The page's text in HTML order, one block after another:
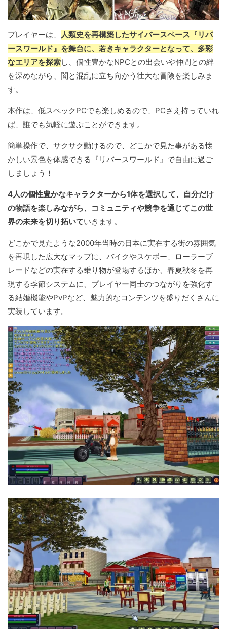
プレイヤーは、
人類史を再構築したサイバースペース『リバ
ースワールド』を舞台に、若きキャラクターとなって、多彩
なエリアを探索し、個性豊かなNPCとの出会いや仲間との絆
を深めながら、闇と混乱に立ち向かう壮大な冒険を楽しみま
す。
本作は、低スペックPCでも楽しめるので、PCさえ持っていれ
ば、誰でも気軽に遊ぶことができます。
簡単操作で、サクサク動けるので、どこかで見た事がある懐
かしい景色を体感できる『リバースワールド』で自由に過ご
しましょう！
4人の個性豊かなキャラクターから1体を選択して、自分だけ
の物語を楽しみながら、コミュニティや競争を通じてこの世
界の未来を切り拓いていきます。
どこかで見たような2000年当時の日本に実在する街の雰囲気
を再現した広大なマップに、バイクやスケボー、ローラーブ
レードなどの実在する乗り物が登場するほか、春夏秋冬を再
現する季節システムに、プレイヤー同士のつながりを強化す
る結婚機能やPvPなど、魅力的なコンテンツを盛りだくさんに
実装しています。